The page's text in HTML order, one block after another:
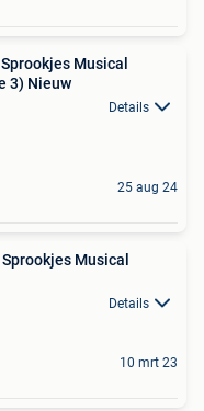
Musical
3) Nieuw
Details
25 aug 24
Musical
Details
10 mrt 23